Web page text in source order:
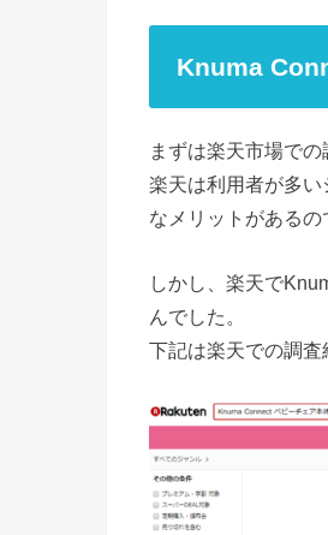
Knuma
まずは楽天市場での
楽天は利用者が多
なメリットがあるの
しかし、楽天で
んでした。
下記は楽天での調査